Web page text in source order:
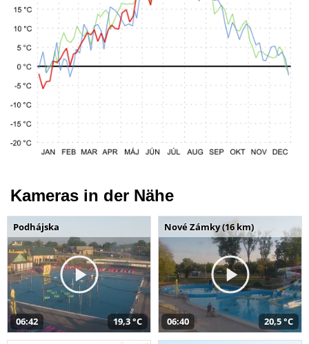
Kameras in der Nähe
Podhájska
06:42 19,3 °C
Nové Zámky (16 km)
06:40 20,5 °C